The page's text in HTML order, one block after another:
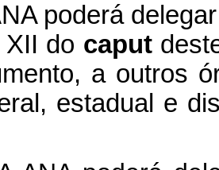
poderá
do caput
a outros
estadual e